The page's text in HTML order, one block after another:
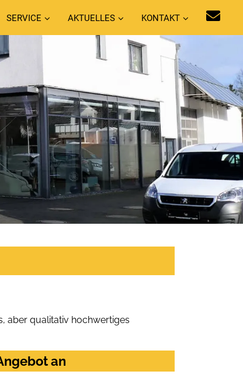
SERVICE AKTUELLES KONTAKT
aber qualitativ hochwertiges
an